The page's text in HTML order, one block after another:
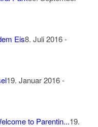
Eis8. Juli 2016 -
19. Januar 2016 -
to Parentin...19.